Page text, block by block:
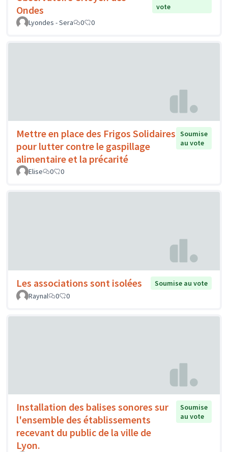
Ondes
vote
Lyondes - Sera
0 0
Mettre en place des Frigos Solidaires
pour lutter contre le gaspillage
alimentaire et la précarité
Soumise
au vote
Elise 0 0
Les associations sont isolées
Soumise au vote
Raynal
0 0
Installation des balises sonores sur
l'ensemble des établissements
recevant du public de la ville de
Lyon.
Soumise
au vote